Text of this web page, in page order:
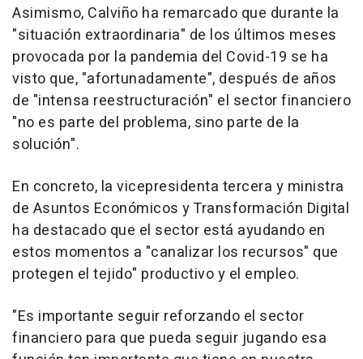
Asimismo, Calviño ha remarcado que durante la
"situación extraordinaria" de los últimos meses
provocada por la pandemia del Covid-19 se ha
visto que, "afortunadamente", después de años
de "intensa reestructuración" el sector financiero
"no es parte del problema, sino parte de la
solución".
En concreto, la vicepresidenta tercera y ministra
de Asuntos Económicos y Transformación Digital
ha destacado que el sector está ayudando en
estos momentos a "canalizar los recursos" que
protegen el tejido" productivo y el empleo.
"Es importante seguir reforzando el sector
financiero para que pueda seguir jugando esa